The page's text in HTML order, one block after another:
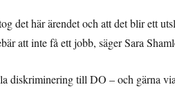
det här ärendet och att det blir ett
att inte få ett jobb, säger Sara
diskriminering till DO – och gärna